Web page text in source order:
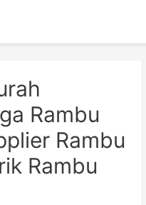
Rambu
Rambu
Rambu